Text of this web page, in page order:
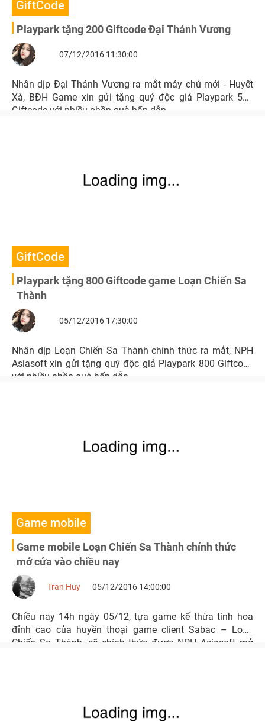
GiftCode
Playpark tặng 200 Giftcode Đại Thánh Vương
07/12/2016 11:30:00
Nhân dịp Đại Thánh Vương ra mắt máy chủ mới - Huyết
Xà, BĐH Game xin gửi tặng quý độc giả Playpark 500
Giftcode với nhiều phần quà hấp dẫn.
GiftCode
Playpark tặng 800 Giftcode game Loạn Chiến Sa
Thành
05/12/2016 17:30:00
Nhân dịp Loạn Chiến Sa Thành chính thức ra mắt, NPH
Asiasoft xin gửi tặng quý độc giả Playpark 800 Giftcode
với nhiều phần quà hấp dẫn.
Game mobile
Game mobile Loạn Chiến Sa Thành chính thức
mở cửa vào chiều nay
Tran Huy 05/12/2016 14:00:00
Chiều nay 14h ngày 05/12, tựa game kế thừa tinh hoa
đỉnh cao của huyền thoại game client Sabac – Loạn
Chiến Sa Thành, sẽ chính thức được NPH Asiasoft mở